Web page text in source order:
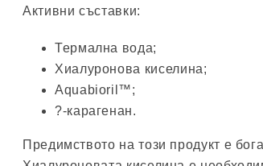
Активни съставки:
Термална вода;
Хиалуронова киселина;
Aquabioril™;
?-карагенан.
Предимството на този продукт е